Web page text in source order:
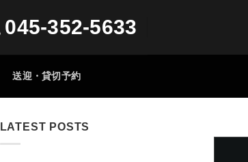
045-352-5633
送迎・貸切予約
LATEST POSTS